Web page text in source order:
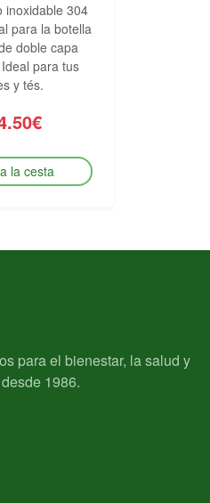
inoxidable 304
para la botella
doble capa
para tus
y tés.
la cesta
para el bienestar, la salud y
1986.